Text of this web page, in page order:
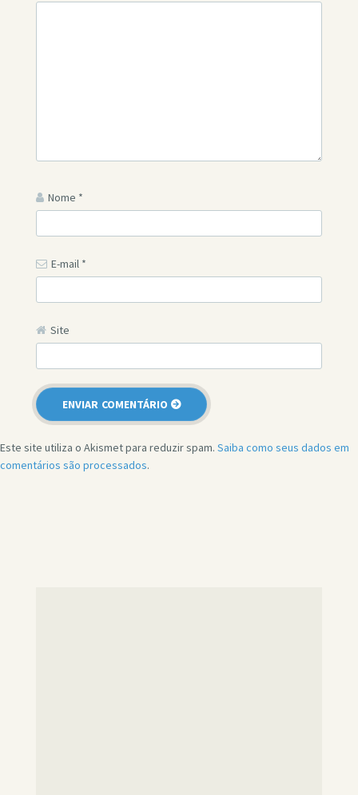
Nome *
E-mail *
Site
Este site utiliza o Akismet para reduzir spam. Saiba como seus dados em
comentários são processados.